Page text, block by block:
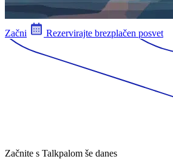
Začni Rezervirajte brezplačen posvet
Začnite s Talkpalom še danes